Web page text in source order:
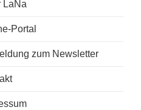
LaNa
Portal
zum Newsletter